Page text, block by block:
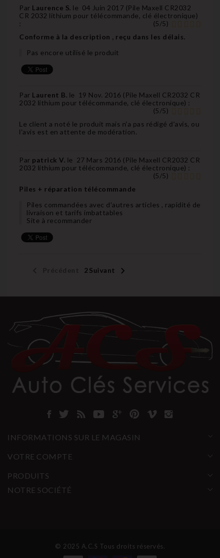
Par Laurence S. le 04 Juin 2017 (Pile Maxell CR2032
CR 2032 lithium pour télécommande, clé électronique)
:
(5/5)
Conforme à la description , reçu dans les délais.
Pas encore utilisé le produit
Par Laurent B. le 19 Nov. 2016 ( Pile Maxell CR2032 CR
2032 lithium pour télécommande, clé électronique) :
(5/5)
Le client a noté le produit mais n'a pas rédigé d'avis, ou
l'avis est en attente de modération.
Par patrick V. le 27 Mars 2016 ( Pile Maxell CR2032 CR
2032 lithium pour télécommande, clé électronique) :
(5/5)
Piles + réparation télécommande
Piles commandées avec d'autres articles , rapidité de
livraison et tarifs imbattables
Site à recommander
2Suivant 
INFORMATIONS SUR LE MAGASIN
VOTRE COMPTE
PRODUITS
NOTRE SOCIÉTÉ
© 2025 A.C.S Tous droits réservés.